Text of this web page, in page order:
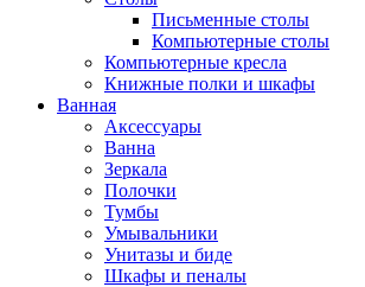
Письменные столы
Компьютерные столы
Компьютерные кресла
Книжные полки и шкафы
Ванная
Аксессуары
Ванна
Зеркала
Полочки
Тумбы
Умывальники
Унитазы и биде
Шкафы и пеналы